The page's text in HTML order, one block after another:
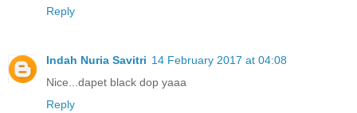
Reply
Indah Nuria Savitri 14 February 2017 at 04:08
Nice...dapet black dop yaaa
Reply